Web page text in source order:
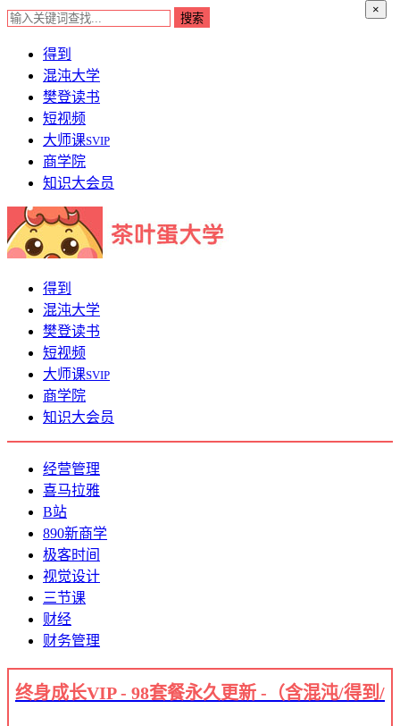
×
得到
混沌大学
樊登读书
短视频
大师课SVIP
商学院
知识大会员
得到
混沌大学
樊登读书
短视频
大师课SVIP
商学院
知识大会员
经营管理
喜马拉雅
B站
890新商学
极客时间
视觉设计
三节课
财经
财务管理
终身成长VIP - 98套餐永久更新 -（含混沌/得到/